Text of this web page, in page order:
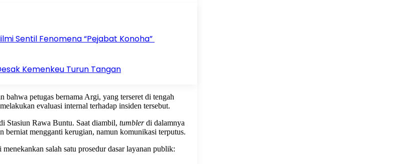
Sentil Fenomena “Pejabat Konoha”
Kemenkeu Turun Tangan
petugas bernama Argi, yang terseret di tengah
evaluasi internal terhadap insiden tersebut.
Stasiun Rawa Buntu. Saat diambil, tumblerdi dalamnya
berniat mengganti kerugian, namun komunikasi terputus.
salah satu prosedur dasar layanan publik: